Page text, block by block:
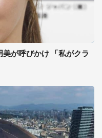
が呼びかけ 「私がクラ